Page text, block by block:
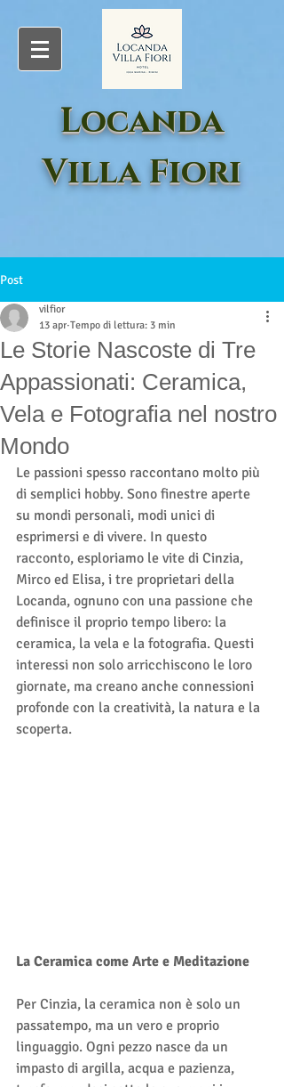
Locanda
Villa Fiori
Post
Le Storie Nascoste di Tre
Appassionati: Ceramica,
Vela e Fotografia nel nostro
Mondo
vilfior
13 apr Tempo di lettura: 3 min
Le passioni spesso raccontano molto più
di semplici hobby. Sono finestre aperte
su mondi personali, modi unici di
esprimersi e di vivere. In questo
racconto, esploriamo le vite di Cinzia,
Mirco ed Elisa, i tre proprietari della
Locanda, ognuno con una passione che
definisce il proprio tempo libero: la
ceramica, la vela e la fotografia. Questi
interessi non solo arricchiscono le loro
giornate, ma creano anche connessioni
profonde con la creatività, la natura e la
scoperta.
La Ceramica come Arte e Meditazione
Per Cinzia, la ceramica non è solo un
passatempo, ma un vero e proprio
linguaggio. Ogni pezzo nasce da un
impasto di argilla, acqua e pazienza,